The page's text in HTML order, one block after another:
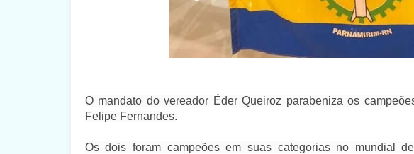
O mandato do vereador Éder Queiroz parabeniza os
Felipe Fernandes.
Os dois foram campeões em suas categorias no mundial